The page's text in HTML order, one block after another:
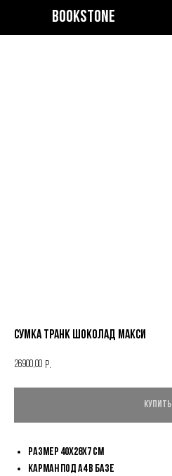
BOOKSTONE
Сумка ТРАНК ШОКОЛАД МАКСИ
26900,00 р.
КУПИТЬ
Размер 40х28х7 см
Карман под А4 в базе